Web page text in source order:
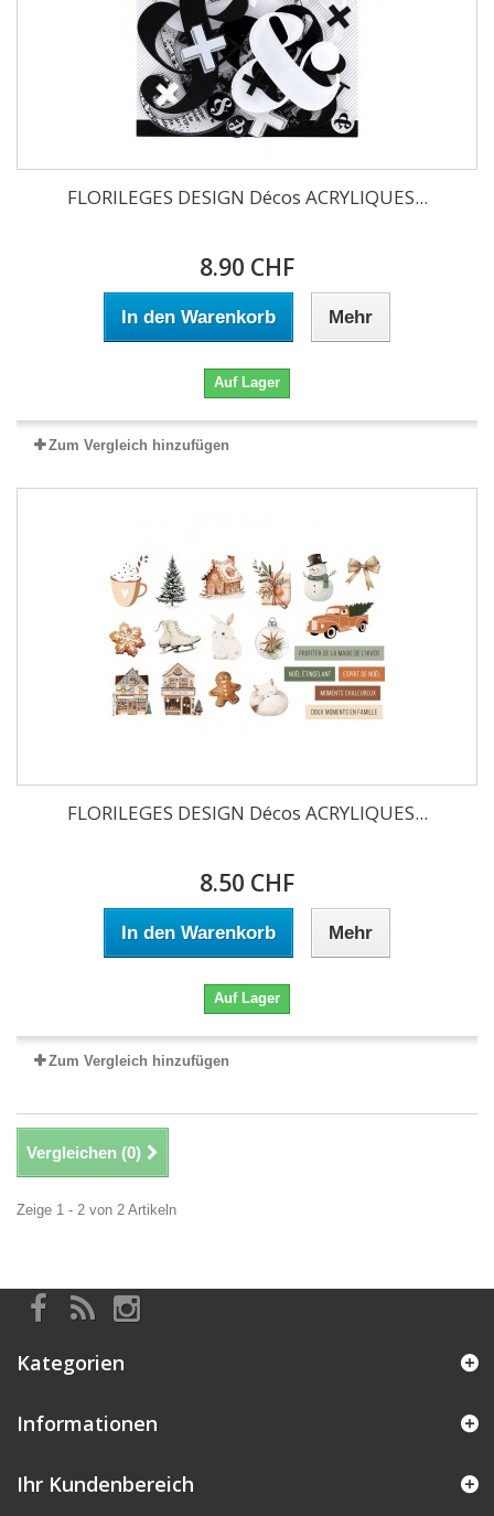
FLORILEGES DESIGN Décos ACRYLIQUES...
8.90 CHF
In den Warenkorb Mehr
Auf Lager
Zum Vergleich hinzufügen
FLORILEGES DESIGN Décos ACRYLIQUES...
8.50 CHF
In den Warenkorb Mehr
Auf Lager
Zum Vergleich hinzufügen
Vergleichen (0)
Zeige 1 - 2 von 2 Artikeln
Kategorien
Informationen
Ihr Kundenbereich